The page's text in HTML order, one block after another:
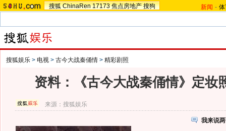
搜狐 ChinaRen 17173 焦点房地产 搜狗 新闻 -
搜狐娱乐 > 电视 > 古今大战秦俑情 > 精彩剧照
资料：《古今大战秦俑情》定
来源：搜狐娱乐
我来说